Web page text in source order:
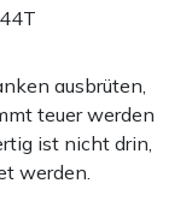
ausbrüten,
teuer werden
ist nicht drin,
werden.